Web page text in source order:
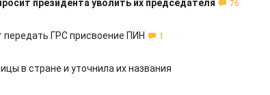
президента уволить их председателя 76
ГРС присвоение ПИН 1
в стране и уточнила их названия